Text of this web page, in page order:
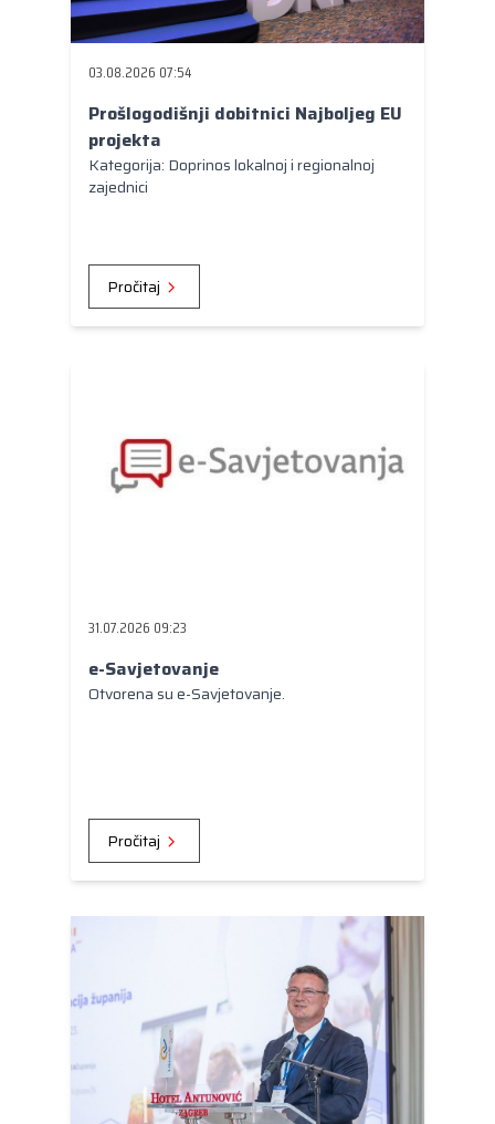
03.08.2026 07:54
Prošlogodišnji dobitnici Najboljeg EU
projekta
Kategorija: Doprinos lokalnoj i regionalnoj
zajednici
Pročitaj
31.07.2026 09:23
e-Savjetovanje
Otvorena su e-Savjetovanje.
Pročitaj